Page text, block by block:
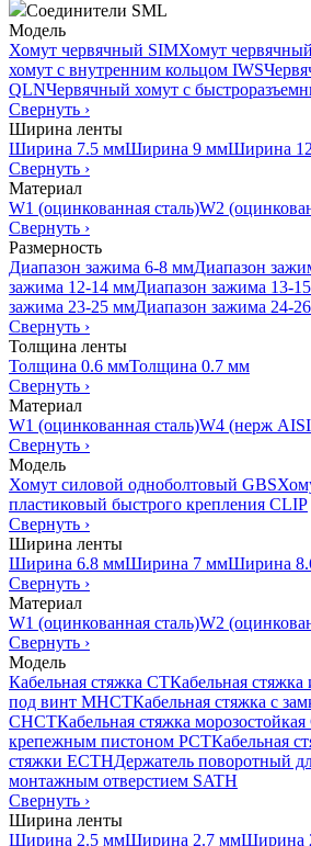
Соединители SML
Модель
Хомут червячный SIMХомут
хомут с внутренним кольцом IWS
QLNЧервячный хомут с
Свернуть ›
Ширина ленты
Ширина 7.5 ммШирина 9 ммШирина
Свернуть ›
Материал
W1 (оцинкованная сталь)W2
Свернуть ›
Размерность
Диапазон зажима 6-8 ммДиапазон
зажима 12-14 ммДиапазон зажима 13-
зажима 23-25 ммДиапазон зажима 24-
Свернуть ›
Толщина ленты
Толщина 0.6 ммТолщина 0.7 мм
Свернуть ›
Материал
W1 (оцинкованная сталь)W4 (нерж
Свернуть ›
Модель
Хомут силовой одноболтовый GBS
пластиковый быстрого крепления CLIP
Свернуть ›
Ширина ленты
Ширина 6.8 ммШирина 7 ммШирина
Свернуть ›
Материал
W1 (оцинкованная сталь)W2
Свернуть ›
Модель
Кабельная стяжка CTКабельная
под винт MHCTКабельная стяжка с
CHCTКабельная стяжка
крепежным пистоном PCTКабельная
стяжки ECTHДержатель поворотный
монтажным отверстием SATH
Свернуть ›
Ширина ленты
Ширина 2.5 ммШирина 2.7 ммШирина